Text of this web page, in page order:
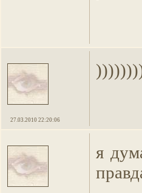
27.03.2010 22:20:06
я